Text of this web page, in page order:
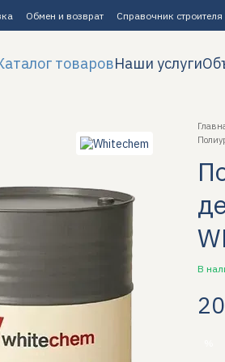
Обмен и возврат Справочник строителя
товаровНаши услуги
В